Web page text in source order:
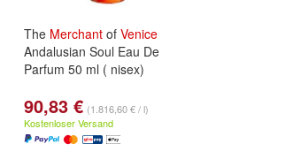
The Merchant of Venice
Andalusian Soul Eau De
Parfum 50 ml ( nisex)
90,83 € (1.816,60 € / l)
Kostenloser Versand